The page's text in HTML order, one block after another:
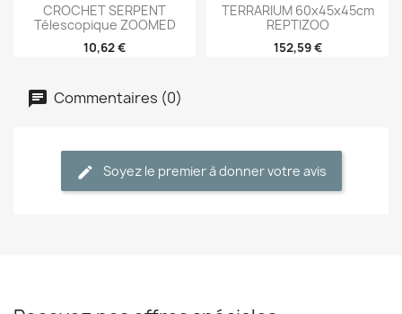
CROCHET SERPENT
Télescopique ZOOMED
10,62 €
TERRARIUM 60x45x45cm
REPTIZOO
152,59 €
Commentaires (0)
Soyez le premier à donner votre avis